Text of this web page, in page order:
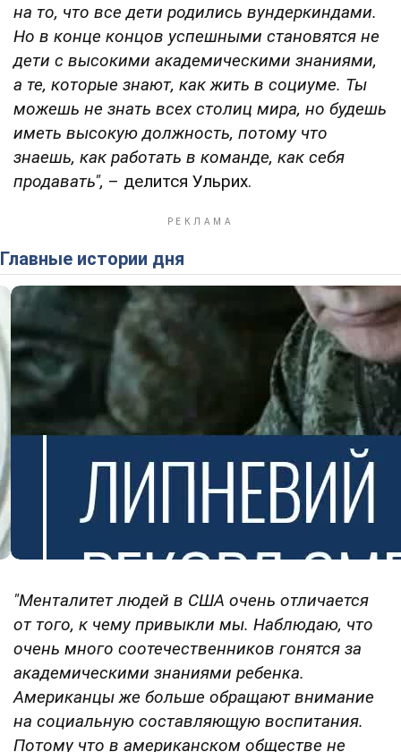
на то, что все дети родились вундеркиндами.
Но в конце концов успешными становятся не
дети с высокими академическими знаниями,
а те, которые знают, как жить в социуме. Ты
можешь не знать всех столиц мира, но будешь
иметь высокую должность, потому что
знаешь, как работать в команде, как себя
продавать", – делится Ульрих.
Главные истории дня
"Менталитет людей в США очень отличается
от того, к чему привыкли мы. Наблюдаю, что
очень много соотечественников гонятся за
академическими знаниями ребенка.
Американцы же больше обращают внимание
на социальную составляющую воспитания.
Потому что в американском обществе не